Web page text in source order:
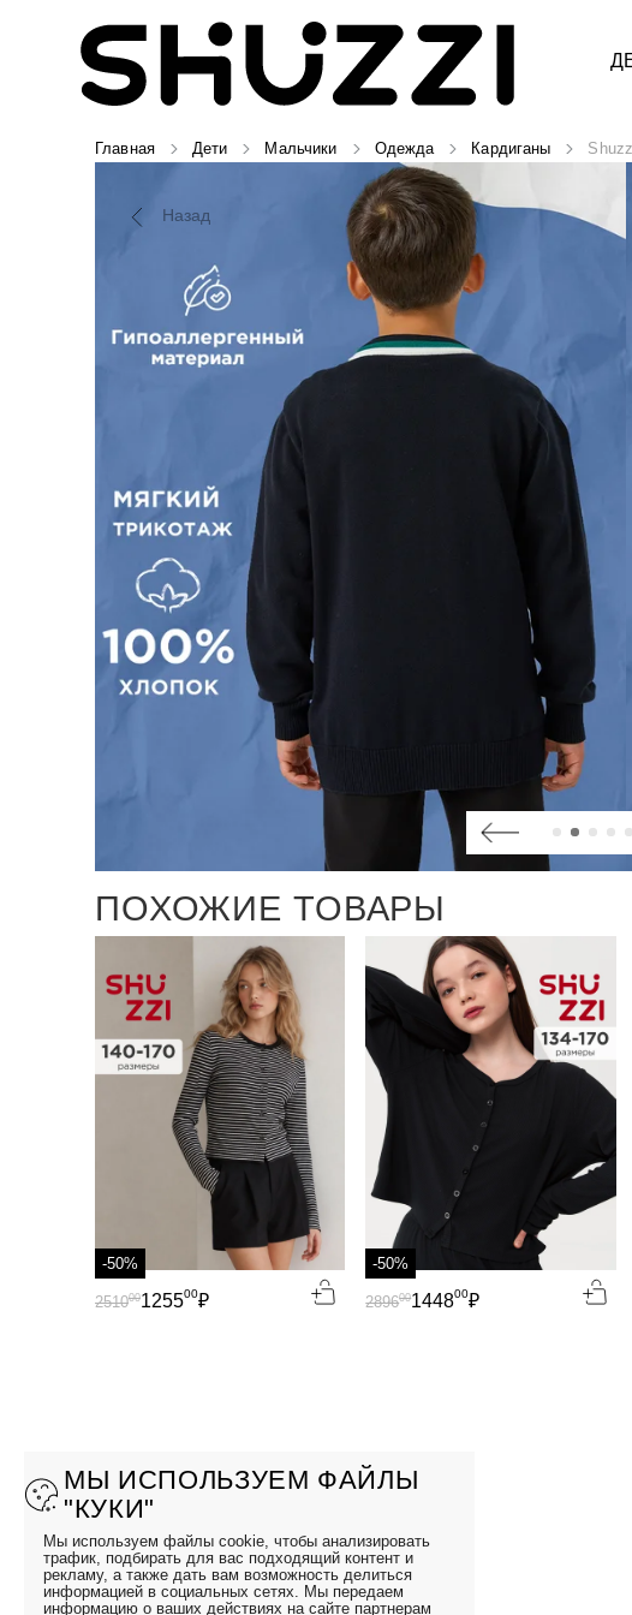
Главная Дети Мальчики Одежда Кардиганы
Назад
ПОХОЖИЕ ТОВАРЫ
-50%
125500₽
251000
-50%
144800₽
289600
МЫ ИСПОЛЬЗУЕМ ФАЙЛЫ
"КУКИ"
Мы используем файлы cookie, чтобы анализировать
трафик, подбирать для вас подходящий контент и
рекламу, а также дать вам возможность делиться
информацией в социальных сетях. Мы передаем
информацию о ваших действиях на сайте партнерам